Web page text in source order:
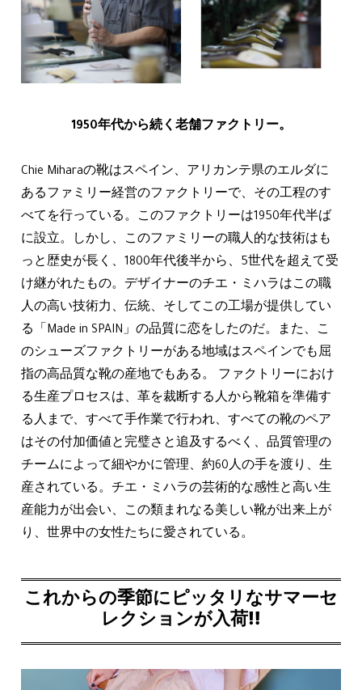
1950年代から続く老舗ファクトリー。
Chie Miharaの靴はスペイン、アリカンテ県のエルダに
あるファミリー経営のファクトリーで、その工程のす
べてを行っている。このファクトリーは1950年代半ば
に設立。しかし、このファミリーの職人的な技術はも
っと歴史が長く、1800年代後半から、5世代を超えて受
け継がれたもの。デザイナーのチエ・ミハラはこの職
人の高い技術力、伝統、そしてこの工場が提供してい
る「Made in SPAIN」の品質に恋をしたのだ。また、こ
のシューズファクトリーがある地域はスペインでも屈
指の高品質な靴の産地でもある。 ファクトリーにおけ
る生産プロセスは、革を裁断する人から靴箱を準備す
る人まで、すべて手作業で行われ、すべての靴のペア
はその付加価値と完璧さと追及するべく、品質管理の
チームによって細やかに管理、約60人の手を渡り、生
産されている。チエ・ミハラの芸術的な感性と高い生
産能力が出会い、この類まれなる美しい靴が出来上が
り、世界中の女性たちに愛されている。
これからの季節にピッタリなサマーセ
レクションが入荷‼